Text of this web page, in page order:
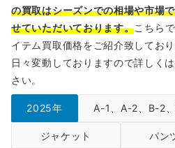
の買取はシーズンでの相場や市場
せていただいております。こちら
イテム買取価格をご紹介致してお
日々変動しておりますので詳しく
さい。
2025年 A-1、A-2、B-2
ジャケット パン